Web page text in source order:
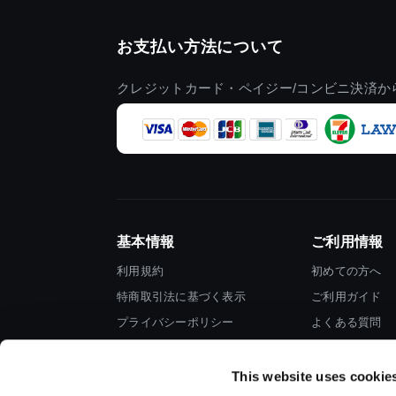
This website uses
お支払い方法について
クレジットカード・ペイジー/コンビニ決済
基本情報
利用規約
特商取引法に基づく表示
プライバシーポリシー
ご利用情報
初めての方へ
ご利用ガイド
よくある質問